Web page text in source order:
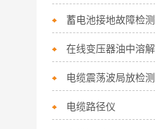
蓄电池接地故障检
在线变压器油中溶
电缆震荡波局放检测
电缆路径仪